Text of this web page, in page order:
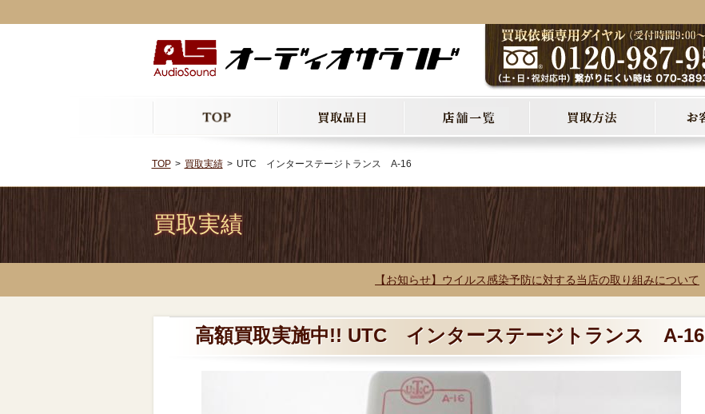
TOP 買取実績 UTC インターステージトランス A-16
買取実績
【お知らせ】ウイルス感染予防に対する当店の取り組みについて
高額買取実施中!! UTC インターステージトランス A-16